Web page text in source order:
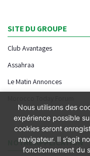
SITE DU GROUPE
Club Avantages
Assahraa
Le Matin Annonces
NOTRE APPLICATION
Nous utilisons des
expérience possible
cookies seront
navigateur. Il s’agit
fonctionnement du